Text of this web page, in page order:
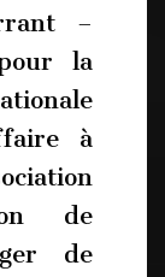
–
la
à
de
de